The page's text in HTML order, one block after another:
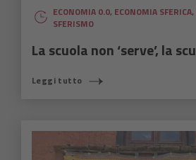
ECONOMIA 0.0, ECONOMIA SFERICA,
SFERISMO
La scuola non ‘serve’, la
Leggi tutto